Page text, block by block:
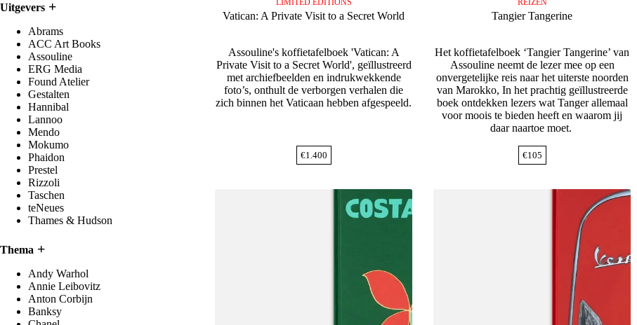
LIMITED EDITIONS
Vatican: A Private Visit to a Secret World
Assouline's koffietafelboek 'Vatican: A
Private Visit to a Secret World', geïllustreerd
met archiefbeelden en indrukwekkende
foto’s, onthult de verborgen verhalen die
zich binnen het Vaticaan hebben afgespeeld.
€1.400
REIZEN
Tangier Tangerine
Het koffietafelboek ‘Tangier Tangerine’ van
Assouline neemt de lezer mee op een
onvergetelijke reis naar het uiterste noorden
van Marokko, In het prachtig geïllustreerde
boek ontdekken lezers wat Tanger allemaal
voor moois te bieden heeft en waarom jij
daar naartoe moet.
€105
Uitgevers
Abrams
ACC Art Books
Assouline
ERG Media
Found Atelier
Gestalten
Hannibal
Lannoo
Mendo
Mokumo
Phaidon
Prestel
Rizzoli
Taschen
teNeues
Thames & Hudson
Thema
Andy Warhol
Annie Leibovitz
Anton Corbijn
Banksy